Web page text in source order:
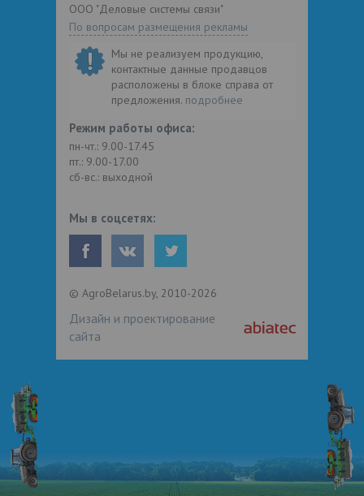
ООО "Деловые системы связи"
По вопросам размещения рекламы
Мы не реализуем продукцию,
контактные данные продавцов
расположены в блоке справа от
предложения. подробнее
Режим работы офиса:
пн-чт.: 9.00-17.45
пт.: 9.00-17.00
сб-вс.: выходной
Мы в соцсетях:
© AgroBelarus.by, 2010-2026
Дизайн и проектирование
сайта